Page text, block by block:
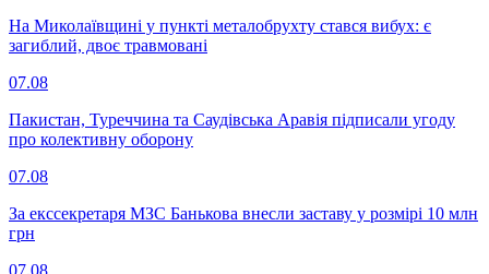
На Миколаївщині у пункті металобрухту стався вибух: є
загиблий, двоє травмовані
07.08
Пакистан, Туреччина та Саудівська Аравія підписали угоду
про колективну оборону
07.08
За екссекретаря МЗС Банькова внесли заставу у розмірі 10 млн
грн
07.08